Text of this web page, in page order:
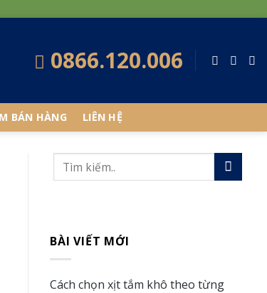
0866.120.006
BÁN HÀNG LIÊN HỆ
BÀI VIẾT MỚI
Cách chọn xịt tắm khô theo từng